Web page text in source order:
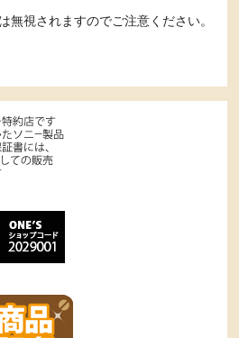
無視されますのでご注意ください。